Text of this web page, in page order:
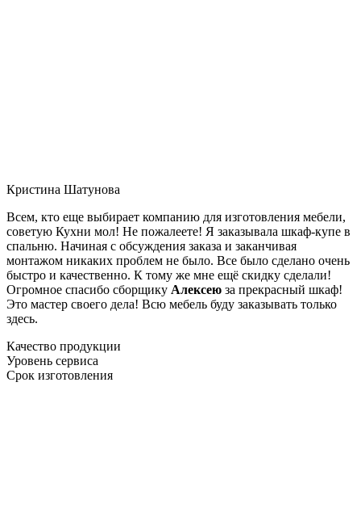
Кристина Шатунова
Всем, кто еще выбирает компанию для изготовления мебели,
советую Кухни мол! Не пожалеете! Я заказывала шкаф-купе в
спальню. Начиная с обсуждения заказа и заканчивая
монтажом никаких проблем не было. Все было сделано очень
быстро и качественно. К тому же мне ещё скидку сделали!
Огромное спасибо сборщику Алексею за прекрасный шкаф!
Это мастер своего дела! Всю мебель буду заказывать только
здесь.
Качество продукции
Уровень сервиса
Срок изготовления